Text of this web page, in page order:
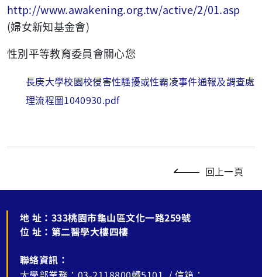
http://www.awakening.org.tw/active/2/01.asp
(婦女新知基金會)
性別平等教育委員會關心您
長庚大學校園校侵害性騷擾或性霸凌事件通報及調查處
理流程圖1040930.pdf
回上一頁
地 址： 333桃園市龜山區文化一路259號
位 址： 第二醫學大樓四樓
聯絡資訊：